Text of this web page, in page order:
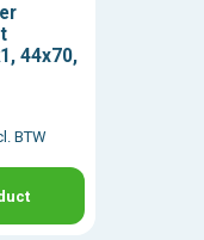
44x70,
BTW